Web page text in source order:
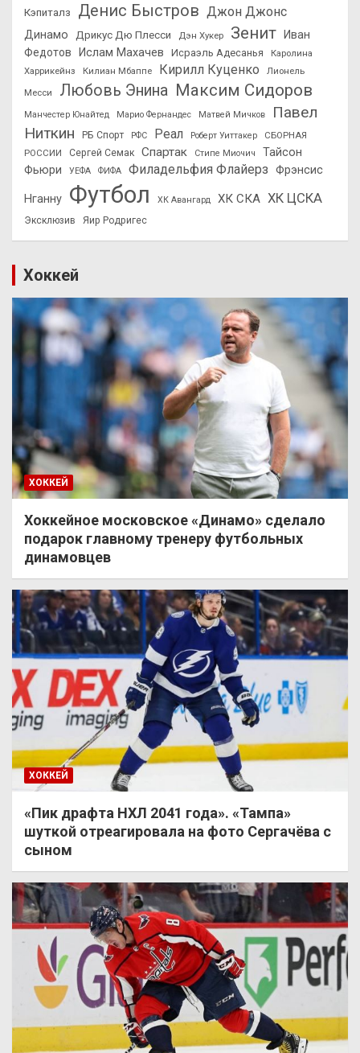
Кэпиталз
Денис Быстров Джон Джонс
Динамо Дрикус Дю Плесси Дэн Хукер Зенит Иван
Федотов
Ислам Махачев Исраэль Адесанья
Каролина
Харрикейнз
Килиан Мбаппе Кирилл Куценко
Лионель
Месси
Любовь Энина Максим Сидоров
Манчестер Юнайтед Марио Фернандес Матвей Мичков
Павел
Ниткин
РБ Спорт РФС Реал Роберт Уиттакер
СБОРНАЯ
РОССИИ
Сергей Семак Спартак Стипе Миочич
Тайсон
Фьюри
УЕФА ФИФА Филадельфия Флайерз Фрэнсис
Нганну Футбол ХК Авангард ХК СКА ХК ЦСКА
Эксклюзив Яир Родригес
Хоккей
ХОККЕЙ
Хоккейное московское «Динамо» сделало
подарок главному тренеру футбольных
динамовцев
ХОККЕЙ
«Пик драфта НХЛ 2041 года». «Тампа»
шуткой отреагировала на фото Сергачёва с
сыном